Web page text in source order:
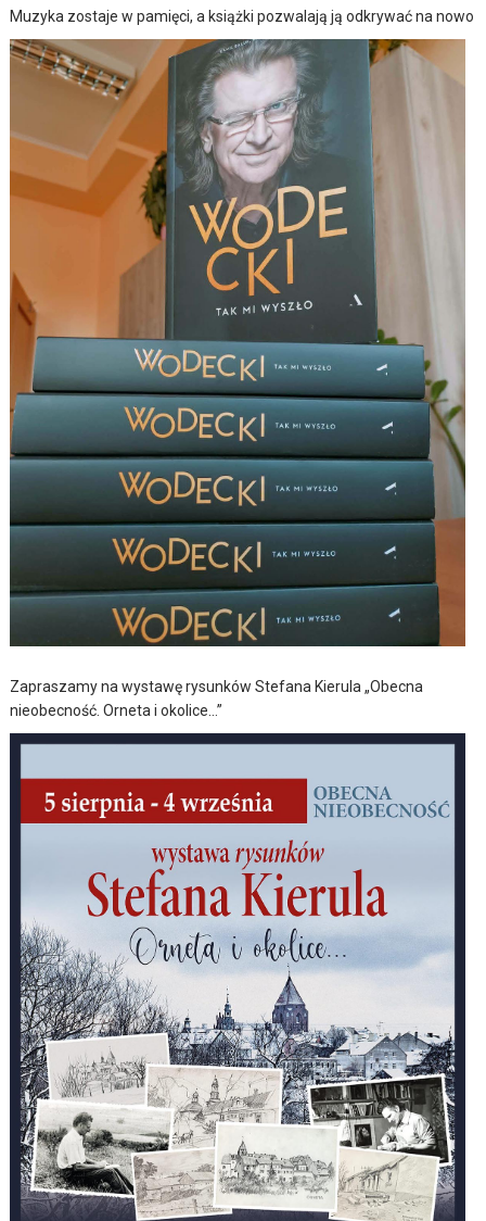
Muzyka zostaje w pamięci, a książki pozwalają ją odkrywać na nowo
Zapraszamy na wystawę rysunków Stefana Kierula „Obecna
nieobecność. Orneta i okolice…”